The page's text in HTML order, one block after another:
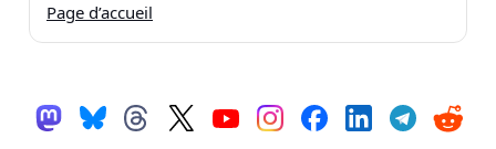
Page d’accueil